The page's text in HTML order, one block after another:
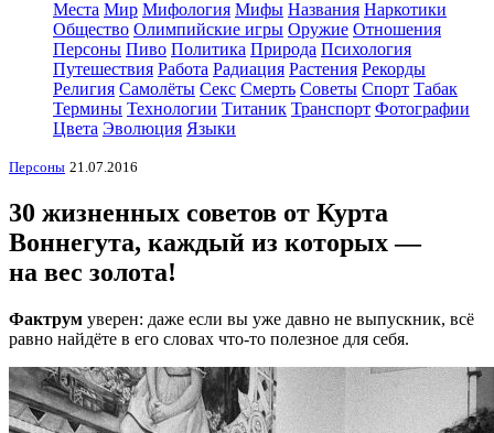
Места Мир Мифология Мифы Названия Наркотики
Общество Олимпийские игры Оружие Отношения
Персоны Пиво Политика Природа Психология
Путешествия Работа Радиация Растения Рекорды
Религия Самолёты Секс Смерть Советы Спорт Табак
Термины Технологии Титаник Транспорт Фотографии
Цвета Эволюция Языки
Персоны 21.07.2016
30 жизненных советов от Курта
Воннегута, каждый из которых —
на вес золота!
Фактрум уверен: даже если вы уже давно не выпускник, всё
равно найдёте в его словах что-то полезное для себя.